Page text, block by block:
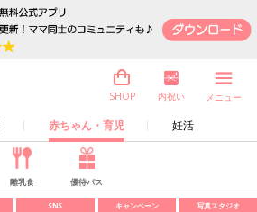
赤ちゃん・育児 妊活
SHOP 内祝い メニュー
離乳食 優待パス
SNS キャンペーン 写真スタジオ